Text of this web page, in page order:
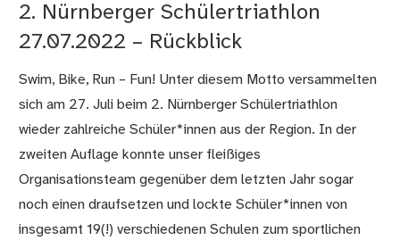
2. Nürnberger Schülertriathlon
27.07.2022 – Rückblick
Swim, Bike, Run – Fun! Unter diesem Motto versammelten
sich am 27. Juli beim 2. Nürnberger Schülertriathlon
wieder zahlreiche Schüler*innen aus der Region. In der
zweiten Auflage konnte unser fleißiges
Organisationsteam gegenüber dem letzten Jahr sogar
noch einen draufsetzen und lockte Schüler*innen von
insgesamt 19(!) verschiedenen Schulen zum sportlichen